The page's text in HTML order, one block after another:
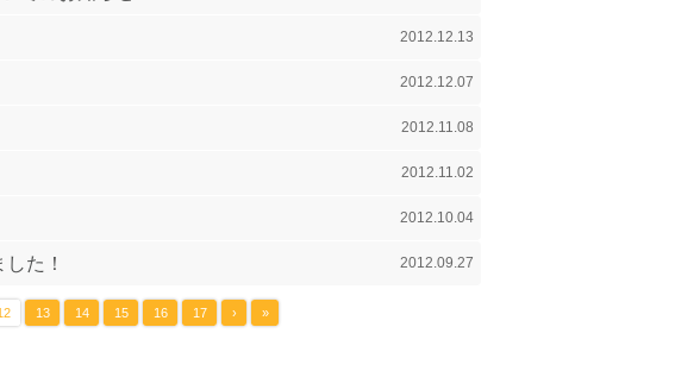
2012.12.13
2012.12.07
2012.11.08
2012.11.02
2012.10.04
た！ 2012.09.27
13 14 15 16 17 › »